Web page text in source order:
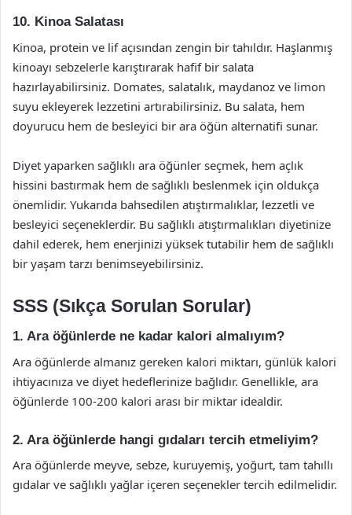
10. Kinoa Salatası
Kinoa, protein ve lif açısından zengin bir tahıldır. Haşlanmış
kinoayı sebzelerle karıştırarak hafif bir salata
hazırlayabilirsiniz. Domates, salatalık, maydanoz ve limon
suyu ekleyerek lezzetini artırabilirsiniz. Bu salata, hem
doyurucu hem de besleyici bir ara öğün alternatifi sunar.
Diyet yaparken sağlıklı ara öğünler seçmek, hem açlık
hissini bastırmak hem de sağlıklı beslenmek için oldukça
önemlidir. Yukarıda bahsedilen atıştırmalıklar, lezzetli ve
besleyici seçeneklerdir. Bu sağlıklı atıştırmalıkları diyetinize
dahil ederek, hem enerjinizi yüksek tutabilir hem de sağlıklı
bir yaşam tarzı benimseyebilirsiniz.
SSS (Sıkça Sorulan Sorular)
1. Ara öğünlerde ne kadar kalori almalıyım?
Ara öğünlerde almanız gereken kalori miktarı, günlük kalori
ihtiyacınıza ve diyet hedeflerinize bağlıdır. Genellikle, ara
öğünlerde 100-200 kalori arası bir miktar idealdir.
2. Ara öğünlerde hangi gıdaları tercih etmeliyim?
Ara öğünlerde meyve, sebze, kuruyemiş, yoğurt, tam tahıllı
gıdalar ve sağlıklı yağlar içeren seçenekler tercih edilmelidir.